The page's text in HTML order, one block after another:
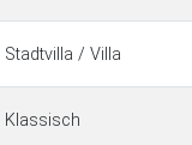
Stadtvilla / Villa
Klassisch